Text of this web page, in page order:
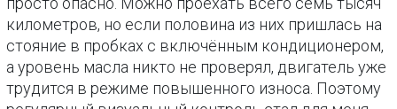
километров, но если половина из них пришлась на
стояние в пробках с включённым кондиционером,
а уровень масла никто не проверял, двигатель уже
трудится в режиме повышенного износа. Поэтому